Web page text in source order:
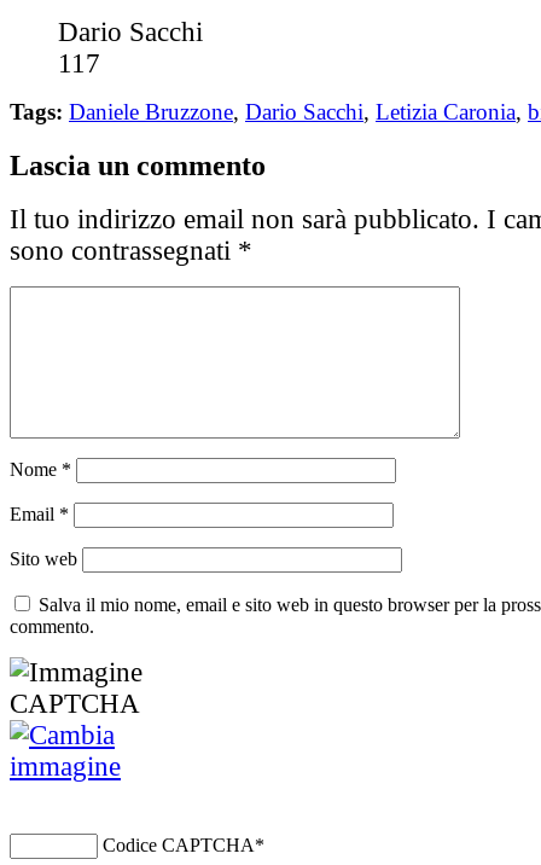
Dario Sacchi
117
Tags: Daniele Bruzzone, Dario Sacchi, Letizia Caronia,
Lascia un commento
Il tuo indirizzo email non sarà pubblicato. I
sono contrassegnati *
Nome *
Email *
Sito web
Salva il mio nome, email e sito web in questo browser per la
commento.
Codice CAPTCHA*